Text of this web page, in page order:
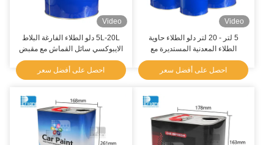
Video
5 لتر - 20 لتر دلو الطلاء حاوية
الطلاء المعدنية المستديرة مع
الطباعة اللون المقبض المعدني
احصل على أفضل سعر
Video
5L-20L دلو الطلاء الفارغة البلاط
الايبوكسي سائل القماش مع مقبض
معدني
احصل على أفضل سعر